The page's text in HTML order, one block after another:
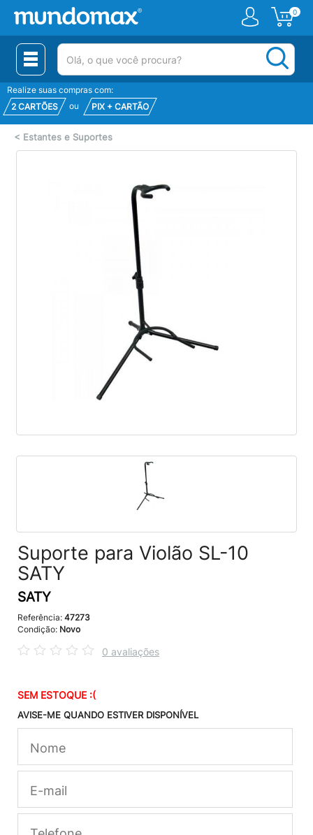
0
(pesquisar)
Realize suas compras com:
2 CARTÕES
ou PIX + CARTÃO
< Estantes e Suportes
Suporte para Violão SL-10
SATY
SATY
Referência: 47273
Condição: Novo
0 avaliações
SEM ESTOQUE :(
AVISE-ME QUANDO ESTIVER DISPONÍVEL